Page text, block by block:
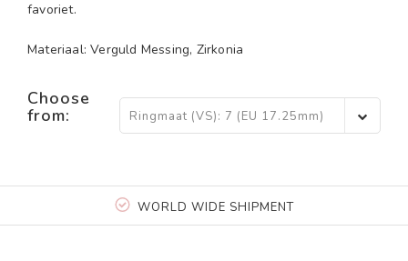
favoriet.
Materiaal: Verguld Messing, Zirkonia
Choose
from: Ringmaat (VS): 7 (EU 17.25mm)
WORLD WIDE SHIPMENT